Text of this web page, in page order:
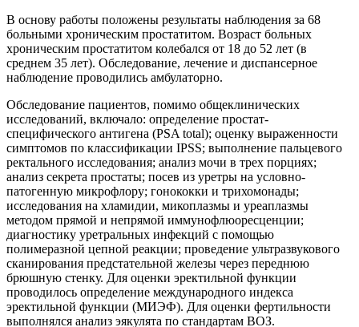
В основу работы положены результаты наблюдения за 68
больными хроническим простатитом. Возраст больных
хроническим простатитом колебался от 18 до 52 лет (в
среднем 35 лет). Обследование, лечение и диспансерное
наблюдение проводились амбулаторно.
Обследование пациентов, помимо общеклинических
исследований, включало: определение простат-
специфического антигена (PSA total); оценку выраженности
симптомов по классификации IPSS; выполнение пальцевого
ректального исследования; анализ мочи в трех порциях;
анализ секрета простаты; посев из уретры на условно-
патогенную микрофлору; гонококки и трихомонады;
исследования на хламидии, микоплазмы и уреаплазмы
методом прямой и непрямой иммунофлюоресценции;
диагностику уретральных инфекций с помощью
полимеразной цепной реакции; проведение ультразвукового
сканирования предстательной железы через переднюю
брюшную стенку. Для оценки эректильной функции
проводилось определение международного индекса
эректильной функции (МИЭФ). Для оценки фертильности
выполнялся анализ эякулята по стандартам ВОЗ.